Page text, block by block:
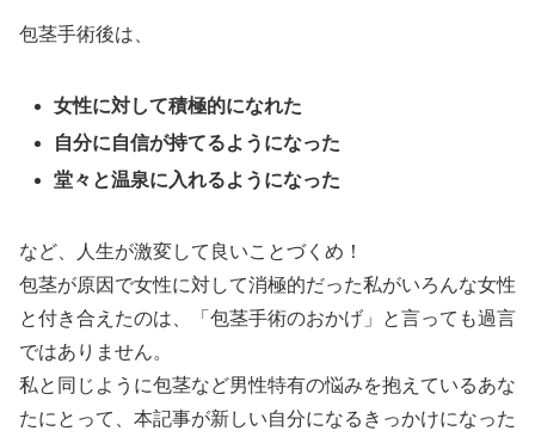
包茎手術後は、
女性に対して積極的になれた
自分に自信が持てるようになった
堂々と温泉に入れるようになった
など、人生が激変して良いことづくめ！
包茎が原因で女性に対して消極的だった私がいろんな女性
と付き合えたのは、「包茎手術のおかげ」と言っても過言
ではありません。
私と同じように包茎など男性特有の悩みを抱えているあな
たにとって、本記事が新しい自分になるきっかけになった